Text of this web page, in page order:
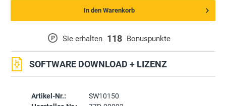
Artikel-Nr.:
SW10150
P Sie erhalten 118 Bonuspunkte
SOFTWARE DOWNLOAD + LIZENZ
In den Warenkorb